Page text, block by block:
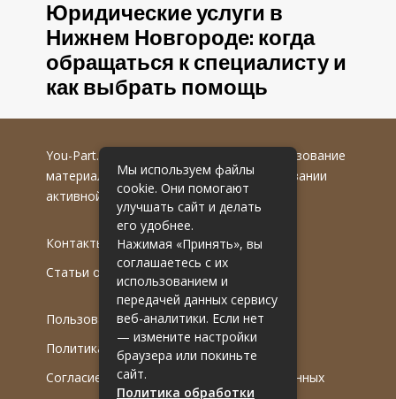
Юридические услуги в
Нижнем Новгороде: когда
обращаться к специалисту и
как выбрать помощь
You-Part.ru
© 2016-2022 гг. Любое использование
материалов допускается только при указании
активной гиперссылки на первоисточник.
Контакты
Статьи от эксперта
Пользовательское соглашение
Политика обработки ПДн
Согласие на обработку персональных данных
Мы используем файлы
cookie. Они помогают
улучшать сайт и делать
его удобнее.
Нажимая «Принять», вы
соглашаетесь с их
использованием и
передачей данных сервису
веб-аналитики. Если нет
— измените настройки
браузера или покиньте
сайт.
Политика обработки